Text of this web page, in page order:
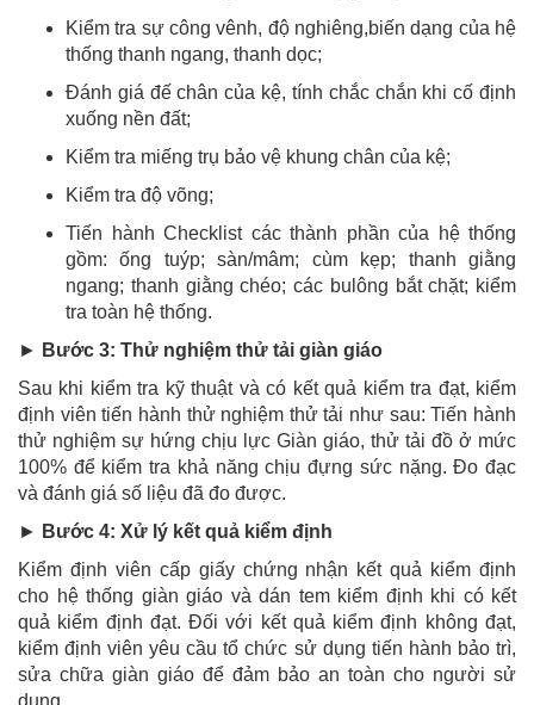
Kiểm tra sự công vênh, độ nghiêng,biến dạng của hệ
thống thanh ngang, thanh dọc;
Đánh giá đế chân của kệ, tính chắc chắn khi cố định
xuống nền đất;
Kiểm tra miếng trụ bảo vệ khung chân của kệ;
Kiểm tra độ võng;
Tiến hành Checklist các thành phần của hệ thống
gồm: ống tuýp; sàn/mâm; cùm kẹp; thanh giằng
ngang; thanh giằng chéo; các bulông bắt chặt; kiểm
tra toàn hệ thống.
► Bước 3: Thử nghiệm thử tải giàn giáo
Sau khi kiểm tra kỹ thuật và có kết quả kiểm tra đạt, kiểm
định viên tiến hành thử nghiệm thử tải như sau: Tiến hành
thử nghiệm sự hứng chịu lực Giàn giáo, thử tải đồ ở mức
100% để kiểm tra khả năng chịu đựng sức nặng. Đo đạc
và đánh giá số liệu đã đo được.
► Bước 4: Xử lý kết quả kiểm định
Kiểm định viên cấp giấy chứng nhận kết quả kiểm định
cho hệ thống giàn giáo và dán tem kiểm định khi có kết
quả kiểm định đạt. Đối với kết quả kiểm định không đạt,
kiểm định viên yêu cầu tổ chức sử dụng tiến hành bảo trì,
sửa chữa giàn giáo để đảm bảo an toàn cho người sử
dụng.